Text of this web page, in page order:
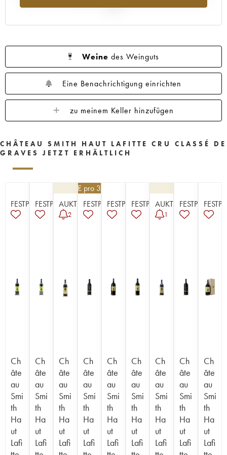
Weine des Weinguts
Eine Benachrichtigung einrichten
zu meinem Keller hinzufügen
CHÂTEAU SMITH HAUT LAFITTE CRU CLASSÉ DE
GRAVES JETZT ERHÄLTLICH
FESTPREISE
Ch
âte
au
Smi
th
Ha
ut
Lafi
FESTPREISE
Ch
âte
au
Smi
th
Ha
ut
Lafi
AUKTION
2
Ch
âte
au
Smi
th
Ha
ut
Lafi
€ pro 3 | -10%
FESTPREISE
Ch
âte
au
Smi
th
Ha
ut
Lafi
FESTPREISE
Ch
âte
au
Smi
th
Ha
ut
Lafi
FESTPREISE
Ch
âte
au
Smi
th
Ha
ut
Lafi
AUKTION
1
Ch
âte
au
Smi
th
Ha
ut
Lafi
FESTPREISE
Ch
âte
au
Smi
th
Ha
ut
Lafi
Ch
âte
au
Smi
th
Ha
ut
Lafi